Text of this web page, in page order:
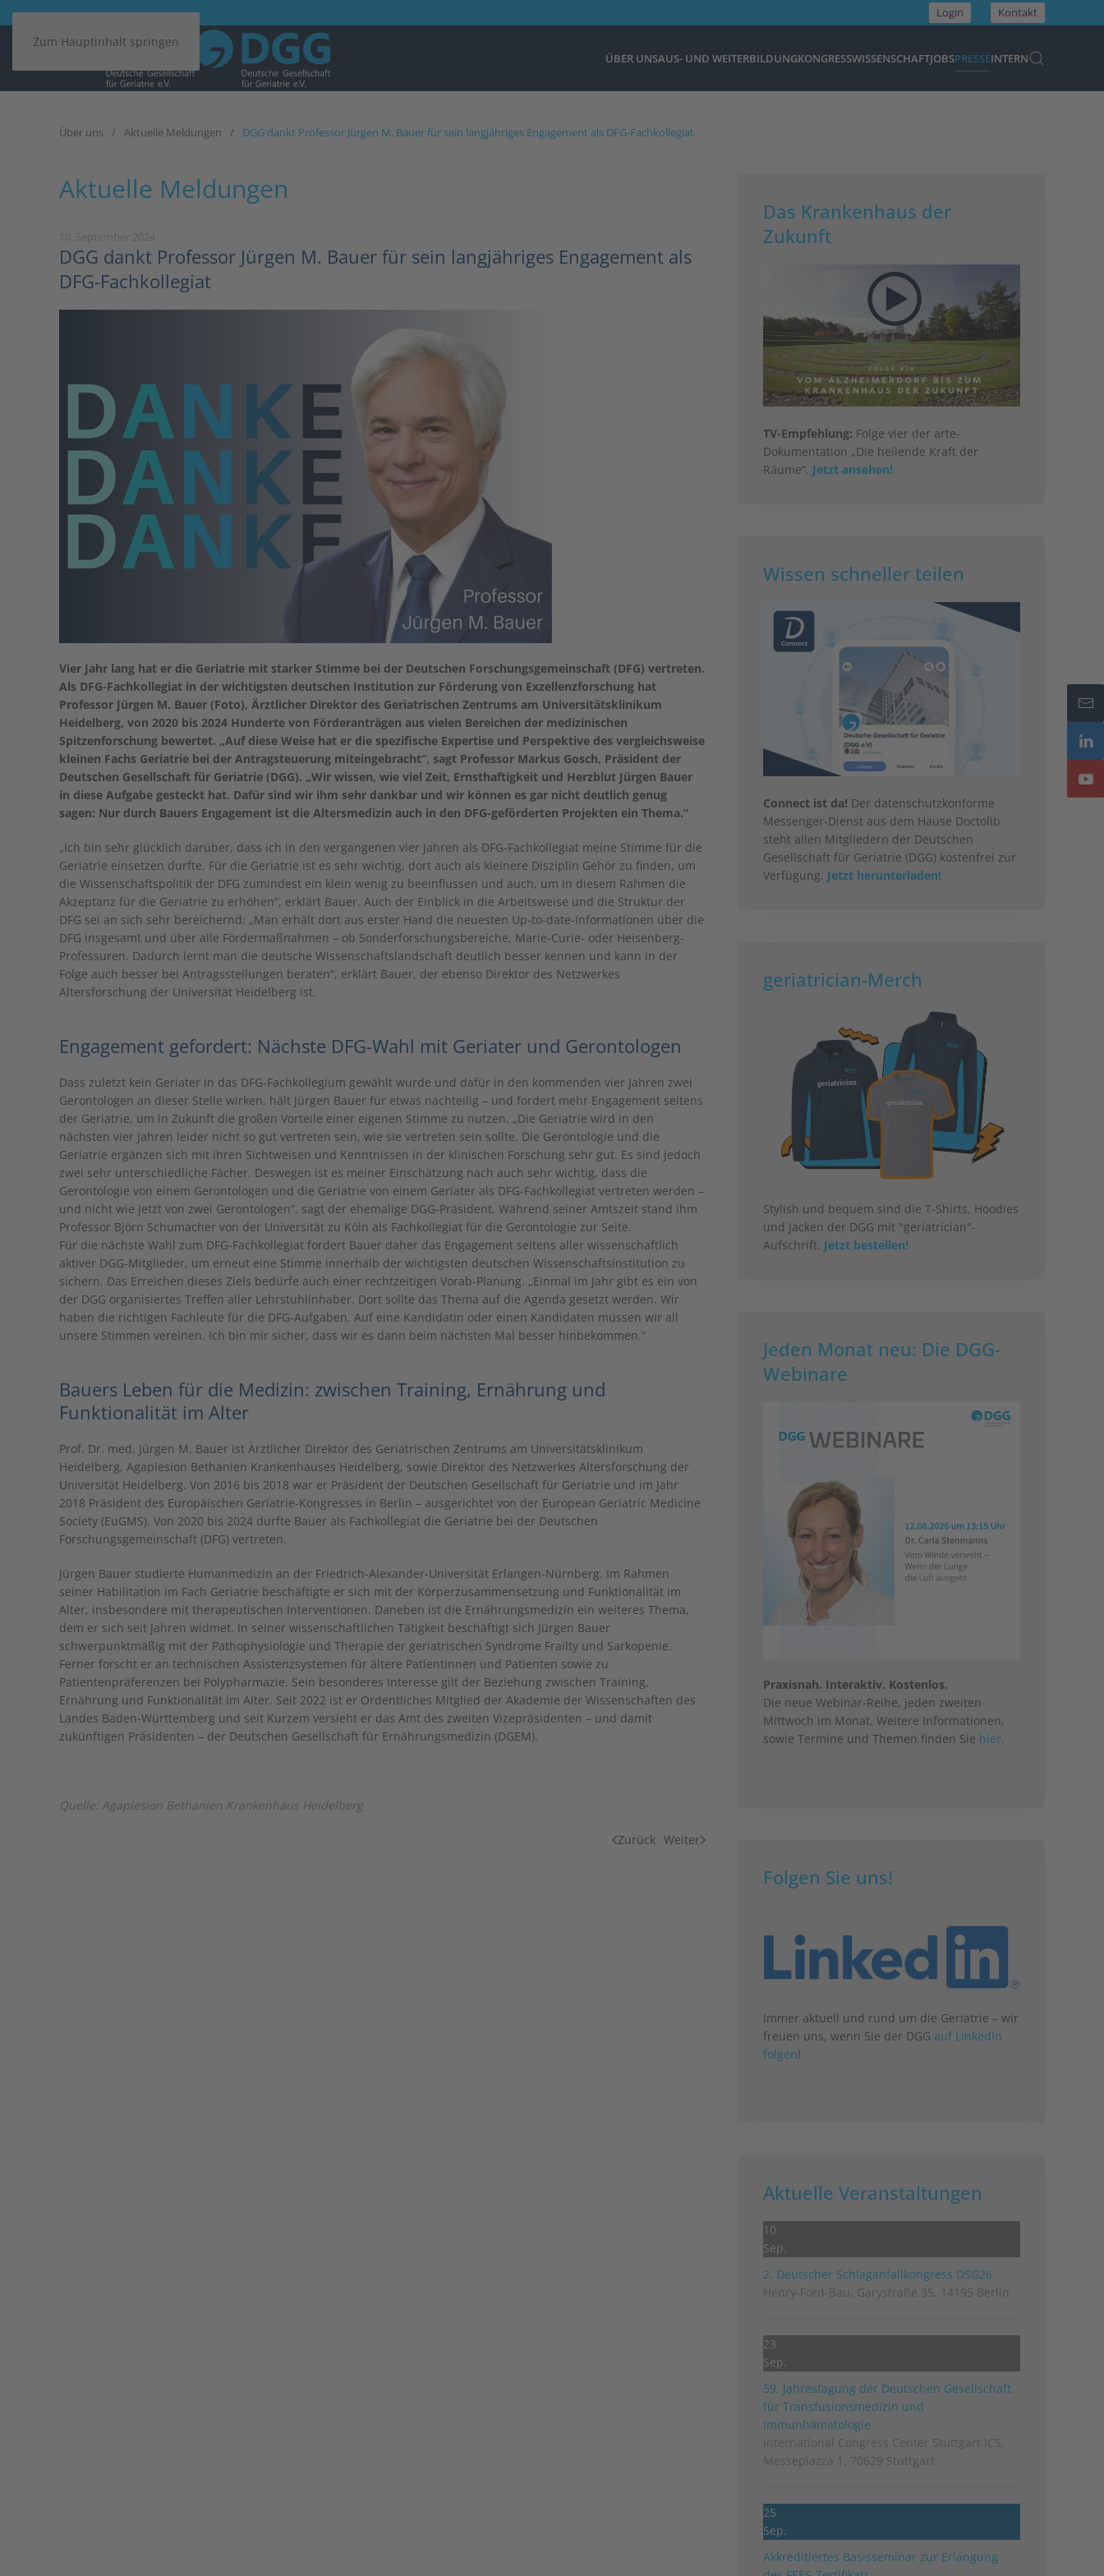
Zum Hauptinhalt springen
Login Kontakt
ÜBER UNSAUS- UND WEITERBILDUNGKONGRESSWISSENSCHAFTJOBSPRESSEINTERN
Über uns Aktuelle Meldungen DGG dankt Professor Jürgen M. Bauer für sein langjähriges Engagement als DFG-Fachkollegiat
Aktuelle Meldungen
DGG dankt Professor Jürgen M. Bauer für sein langjähriges Engagement als
DFG-Fachkollegiat
Vier Jahr lang hat er die Geriatrie mit starker Stimme bei der Deutschen Forschungsgemeinschaft (DFG) vertreten.
Als DFG-Fachkollegiat in der wichtigsten deutschen Institution zur Förderung von Exzellenzforschung hat
Professor Jürgen M. Bauer (Foto), Ärztlicher Direktor des Geriatrischen Zentrums am Universitätsklinikum
Heidelberg, von 2020 bis 2024 Hunderte von Förderanträgen aus vielen Bereichen der medizinischen
Spitzenforschung bewertet. „Auf diese Weise hat er die spezifische Expertise und Perspektive des vergleichsweise
kleinen Fachs Geriatrie bei der Antragsteuerung miteingebracht“, sagt Professor Markus Gosch, Präsident der
Deutschen Gesellschaft für Geriatrie (DGG). „Wir wissen, wie viel Zeit, Ernsthaftigkeit und Herzblut Jürgen Bauer
in diese Aufgabe gesteckt hat. Dafür sind wir ihm sehr dankbar und wir können es gar nicht deutlich genug
sagen: Nur durch Bauers Engagement ist die Altersmedizin auch in den DFG-geförderten Projekten ein Thema.“
„Ich bin sehr glücklich darüber, dass ich in den vergangenen vier Jahren als DFG-Fachkollegiat meine Stimme für die
Geriatrie einsetzen durfte. Für die Geriatrie ist es sehr wichtig, dort auch als kleinere Disziplin Gehör zu finden, um
die Wissenschaftspolitik der DFG zumindest ein klein wenig zu beeinflussen und auch, um in diesem Rahmen die
Akzeptanz für die Geriatrie zu erhöhen“, erklärt Bauer. Auch der Einblick in die Arbeitsweise und die Struktur der
DFG sei an sich sehr bereichernd: „Man erhält dort aus erster Hand die neuesten Up-to-date-Informationen über die
DFG insgesamt und über alle Fördermaßnahmen – ob Sonderforschungsbereiche, Marie-Curie- oder Heisenberg-
Professuren. Dadurch lernt man die deutsche Wissenschaftslandschaft deutlich besser kennen und kann in der
Folge auch besser bei Antragsstellungen beraten“, erklärt Bauer, der ebenso Direktor des Netzwerkes
Altersforschung der Universität Heidelberg ist.
Engagement gefordert: Nächste DFG-Wahl mit Geriater und Gerontologen
Dass zuletzt kein Geriater in das DFG-Fachkollegium gewählt wurde und dafür in den kommenden vier Jahren zwei
Gerontologen an dieser Stelle wirken, hält Jürgen Bauer für etwas nachteilig – und fordert mehr Engagement seitens
der Geriatrie, um in Zukunft die großen Vorteile einer eigenen Stimme zu nutzen. „Die Geriatrie wird in den
nächsten vier Jahren leider nicht so gut vertreten sein, wie sie vertreten sein sollte. Die Gerontologie und die
Geriatrie ergänzen sich mit ihren Sichtweisen und Kenntnissen in der klinischen Forschung sehr gut. Es sind jedoch
zwei sehr unterschiedliche Fächer. Deswegen ist es meiner Einschätzung nach auch sehr wichtig, dass die
Gerontologie von einem Gerontologen und die Geriatrie von einem Geriater als DFG-Fachkollegiat vertreten werden –
und nicht wie jetzt von zwei Gerontologen“, sagt der ehemalige DGG-Präsident. Während seiner Amtszeit stand ihm
Professor Björn Schumacher von der Universität zu Köln als Fachkollegiat für die Gerontologie zur Seite.
Für die nächste Wahl zum DFG-Fachkollegiat fordert Bauer daher das Engagement seitens aller wissenschaftlich
aktiver DGG-Mitglieder, um erneut eine Stimme innerhalb der wichtigsten deutschen Wissenschaftsinstitution zu
sichern. Das Erreichen dieses Ziels bedürfe auch einer rechtzeitigen Vorab-Planung. „Einmal im Jahr gibt es ein von
der DGG organisiertes Treffen aller Lehrstuhlinhaber. Dort sollte das Thema auf die Agenda gesetzt werden. Wir
haben die richtigen Fachleute für die DFG-Aufgaben. Auf eine Kandidatin oder einen Kandidaten müssen wir all
unsere Stimmen vereinen. Ich bin mir sicher, dass wir es dann beim nächsten Mal besser hinbekommen.“
Bauers Leben für die Medizin: zwischen Training, Ernährung und
Funktionalität im Alter
Prof. Dr. med. Jürgen M. Bauer ist Ärztlicher Direktor des Geriatrischen Zentrums am Universitätsklinikum
Heidelberg, Agaplesion Bethanien Krankenhauses Heidelberg, sowie Direktor des Netzwerkes Altersforschung der
Universität Heidelberg. Von 2016 bis 2018 war er Präsident der Deutschen Gesellschaft für Geriatrie und im Jahr
2018 Präsident des Europäischen Geriatrie-Kongresses in Berlin – ausgerichtet von der European Geriatric Medicine
Society (EuGMS). Von 2020 bis 2024 durfte Bauer als Fachkollegiat die Geriatrie bei der Deutschen
Forschungsgemeinschaft (DFG) vertreten.
Jürgen Bauer studierte Humanmedizin an der Friedrich-Alexander-Universität Erlangen-Nürnberg. Im Rahmen
seiner Habilitation im Fach Geriatrie beschäftigte er sich mit der Körperzusammensetzung und Funktionalität im
Alter, insbesondere mit therapeutischen Interventionen. Daneben ist die Ernährungsmedizin ein weiteres Thema,
dem er sich seit Jahren widmet. In seiner wissenschaftlichen Tätigkeit beschäftigt sich Jürgen Bauer
schwerpunktmäßig mit der Pathophysiologie und Therapie der geriatrischen Syndrome Frailty und Sarkopenie.
Ferner forscht er an technischen Assistenzsystemen für ältere Patientinnen und Patienten sowie zu
Patientenpräferenzen bei Polypharmazie. Sein besonderes Interesse gilt der Beziehung zwischen Training,
Ernährung und Funktionalität im Alter. Seit 2022 ist er Ordentliches Mitglied der Akademie der Wissenschaften des
Landes Baden-Württemberg und seit Kurzem versieht er das Amt des zweiten Vizepräsidenten – und damit
zukünftigen Präsidenten – der Deutschen Gesellschaft für Ernährungsmedizin (DGEM).
Quelle: Agaplesion Bethanien Krankenhaus Heidelberg
Zurück Weiter
Das Krankenhaus der
Zukunft
TV-Empfehlung: Folge vier der arte-
Dokumentation „Die heilende Kraft der
Räume“. Jetzt ansehen!
Wissen schneller teilen
Connect ist da! Der datenschutzkonforme
Messenger-Dienst aus dem Hause Doctolib
steht allen Mitgliedern der Deutschen
Gesellschaft für Geriatrie (DGG) kostenfrei zur
Verfügung. Jetzt herunterladen!
geriatrician-Merch
Stylish und bequem sind die T-Shirts, Hoodies
und Jacken der DGG mit "geriatrician"-
Aufschrift. Jetzt bestellen!
Jeden Monat neu: Die DGG-
Webinare
Praxisnah. Interaktiv. Kostenlos.
Die neue Webinar-Reihe, jeden zweiten
Mittwoch im Monat. Weitere Informationen,
sowie Termine und Themen finden Sie hier.
Folgen Sie uns!
Immer aktuell und rund um die Geriatrie – wir
freuen uns, wenn Sie der DGG auf LinkedIn
folgen!
Aktuelle Veranstaltungen
10
Sep.
2. Deutscher Schlag­anfall­kongress DSG26
Henry-Ford-Bau, Garystraße 35, 14195 Berlin
23
Sep.
59. Jahrestagung der Deutschen Gesellschaft
für Transfusionsmedizin und
Immunhämatologie
International Congress Center Stuttgart ICS,
Messepiazza 1, 70629 Stuttgart
25
Sep.
Akkreditiertes Basisseminar zur Erlangung